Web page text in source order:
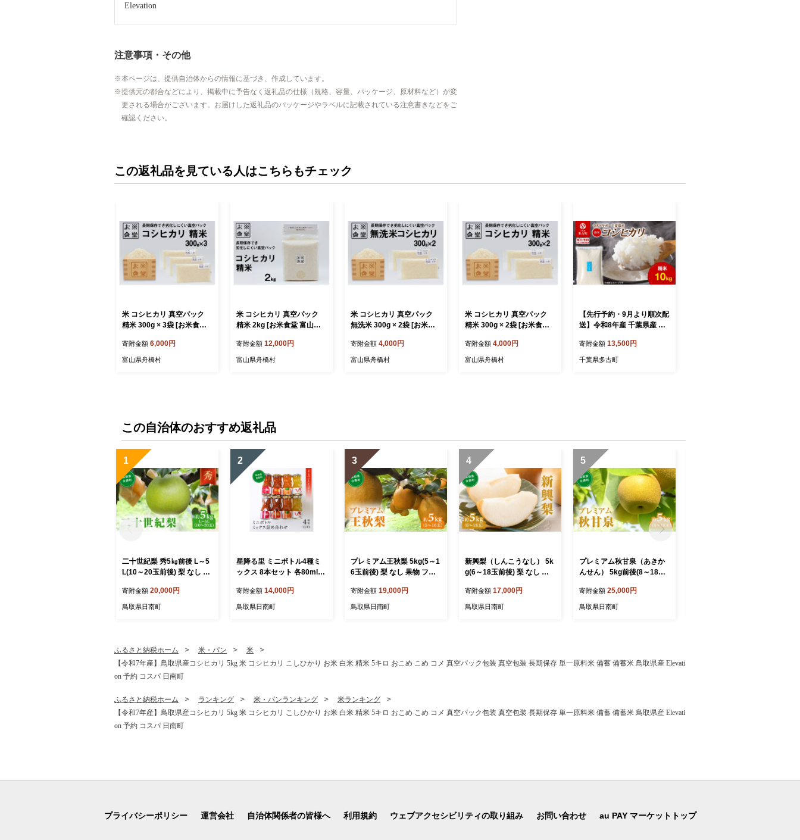
Elevation
注意事項・その他
本ページは、提供自治体からの情報に基づき、作成しています。
提供元の都合などにより、掲載中に予告なく返礼品の仕様（規格、容量、パッケージ、原材料など）が変
更される場合がございます。お届けした返礼品のパッケージやラベルに記載されている注意書きなどをご
確認ください。
この返礼品を見ている人はこちらもチェック
米 コシヒカリ 真空パック
精米 300g × 3袋 [お米食堂
お米 米 こめ コメ 無洗米 白
米 精米 ごはん 真空包装 真
寄附金額 6,000円
富山県舟橋村
米 コシヒカリ 真空パック
精米 2kg [お米食堂 富山県
こめ コメ 無洗米 白米 精米
ごはん 真空包装 真空パック
寄附金額 12,000円
富山県舟橋村
米 コシヒカリ 真空パック
無洗米 300g × 2袋 [お米食
7] お米 米 こめ コメ 無洗米
白米 精米 ごはん 真空包装
寄附金額 4,000円
富山県舟橋村
米 コシヒカリ 真空パック
精米 300g × 2袋 [お米食堂
お米 米 こめ コメ 無洗米 白
米 精米 ごはん 真空包装 真
寄附金額 4,000円
富山県舟橋村
【先行予約・9月より順次配
送】令和8年産 千葉県産 コ
さと納税 コシヒカリ こしひ
かり 米 精米 こめ 令和8年産
寄附金額 13,500円
千葉県多古町
この自治体のおすすめ返礼品
1
二十世紀梨 秀5㎏前後 L～5
L(10～20玉前後) 梨 なし フ
寄附金額 20,000円
鳥取県日南町
2
星降る里 ミニボトル4種ミ
ックス 8本セット 各80ml
んじんジュース・りんごジ
ュース) 鳥取県日南町 トマ
寄附金額 14,000円
鳥取県日南町
3
プレミアム王秋梨 5kg(5～1
6玉前後) 梨 なし 果物 フル
寄附金額 19,000円
鳥取県日南町
4
新興梨（しんこうなし） 5k
g(6～18玉前後) 梨 なし 果
寄附金額 17,000円
鳥取県日南町
5
プレミアム秋甘泉（あきか
んせん） 5kg前後(8～18玉
間商店
寄附金額 25,000円
鳥取県日南町
ふるさと納税ホーム 米・パン
米
【令和7年産】鳥取県産コシヒカリ 5kg 米 コシヒカリ こしひかり お米 白米 精米 5キロ おこめ こめ コメ 真空パック包装 真空包装 長期保存 単一原料米 備蓄 備蓄米 鳥取県産 Elevati
on 予約 コスパ 日南町
ふるさと納税ホーム ランキング 米・パンランキング
米ランキング
【令和7年産】鳥取県産コシヒカリ 5kg 米 コシヒカリ こしひかり お米 白米 精米 5キロ おこめ こめ コメ 真空パック包装 真空包装 長期保存 単一原料米 備蓄 備蓄米 鳥取県産 Elevati
on 予約 コスパ 日南町
プライバシーポリシー 運営会社 自治体関係者の皆様へ 利用規約 ウェブアクセシビリティの取り組み お問い合わせ au PAY マーケットトップ